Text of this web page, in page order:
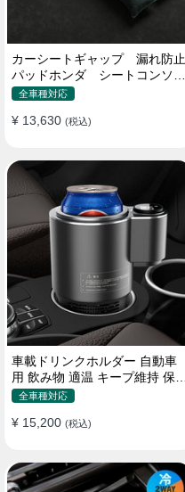
カーシートギャップ 漏れ防止
パッドホンダ シートコンソー
ル 隙間 クッション
全車種対応
¥ 13,630 (税込)
車載ドリンクホルダー 自動車
用 飲み物 適温 キープ維持 保温
冷機能付き
全車種対応
¥ 15,200 (税込)